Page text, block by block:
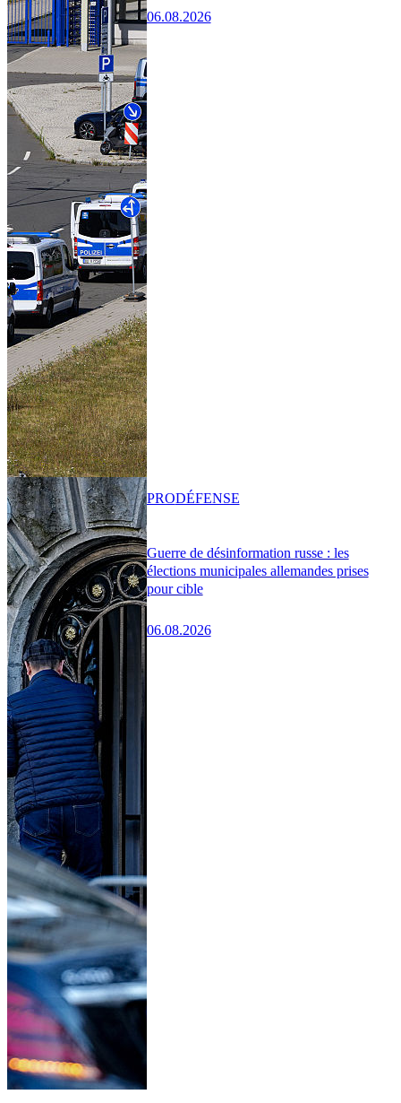
06.08.2026
Guerre de désinformation russe : les
élections municipales allemandes prises
pour cible
06.08.2026
PRODÉFENSE